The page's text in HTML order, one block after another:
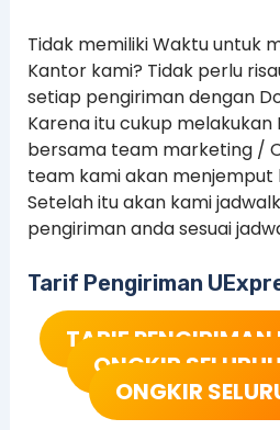
Tidak memiliki Waktu untuk
Kantor kami? Tidak perlu
setiap pengiriman dengan
Karena itu cukup
bersama team marketing /
team kami akan menjemput
Setelah itu akan kami
pengiriman anda sesuai
Tarif Pengiriman
TARIF
ONGKIR
ONGKIR